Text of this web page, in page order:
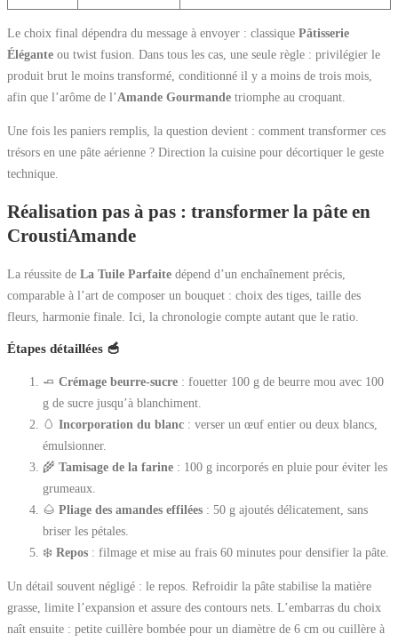
Le choix final dépendra du message à envoyer : classique Pâtisserie
Élégante ou twist fusion. Dans tous les cas, une seule règle : privilégier le
produit brut le moins transformé, conditionné il y a moins de trois mois,
afin que l’arôme de l’Amande Gourmande triomphe au croquant.
Une fois les paniers remplis, la question devient : comment transformer ces
trésors en une pâte aérienne ? Direction la cuisine pour décortiquer le geste
technique.
Réalisation pas à pas : transformer la pâte en
CroustiAmande
La réussite de La Tuile Parfaite dépend d’un enchaînement précis,
comparable à l’art de composer un bouquet : choix des tiges, taille des
fleurs, harmonie finale. Ici, la chronologie compte autant que le ratio.
Étapes détaillées 🥣
🧈 Crémage beurre-sucre : fouetter 100 g de beurre mou avec 100
g de sucre jusqu’à blanchiment.
🥚 Incorporation du blanc : verser un œuf entier ou deux blancs,
émulsionner.
🌾 Tamisage de la farine : 100 g incorporés en pluie pour éviter les
grumeaux.
🌰 Pliage des amandes effilées : 50 g ajoutés délicatement, sans
briser les pétales.
❄️ Repos : filmage et mise au frais 60 minutes pour densifier la pâte.
Un détail souvent négligé : le repos. Refroidir la pâte stabilise la matière
grasse, limite l’expansion et assure des contours nets. L’embarras du choix
naît ensuite : petite cuillère bombée pour un diamètre de 6 cm ou cuillère à